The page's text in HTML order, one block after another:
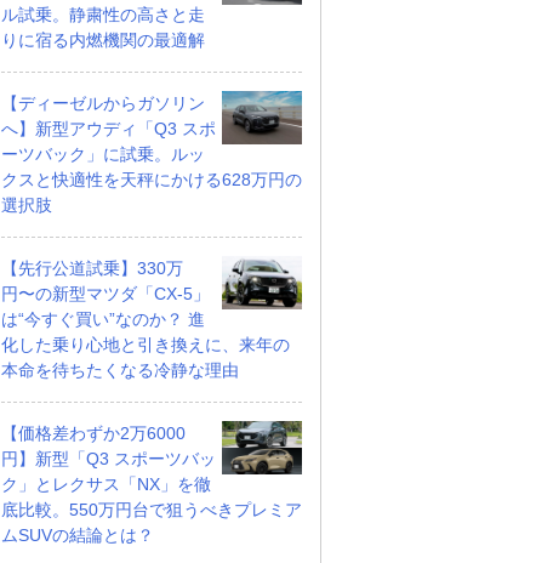
ル試乗。静粛性の高さと走
りに宿る内燃機関の最適解
【ディーゼルからガソリン
へ】新型アウディ「Q3 スポ
ーツバック」に試乗。ルッ
クスと快適性を天秤にかける628万円の
選択肢
【先行公道試乗】330万
円〜の新型マツダ「CX-5」
は“今すぐ買い”なのか？ 進
化した乗り心地と引き換えに、来年の
本命を待ちたくなる冷静な理由
【価格差わずか2万6000
円】新型「Q3 スポーツバッ
ク」とレクサス「NX」を徹
底比較。550万円台で狙うべきプレミア
ムSUVの結論とは？